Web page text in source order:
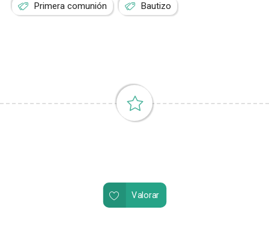
Primera comunión Bautizo
Valorar